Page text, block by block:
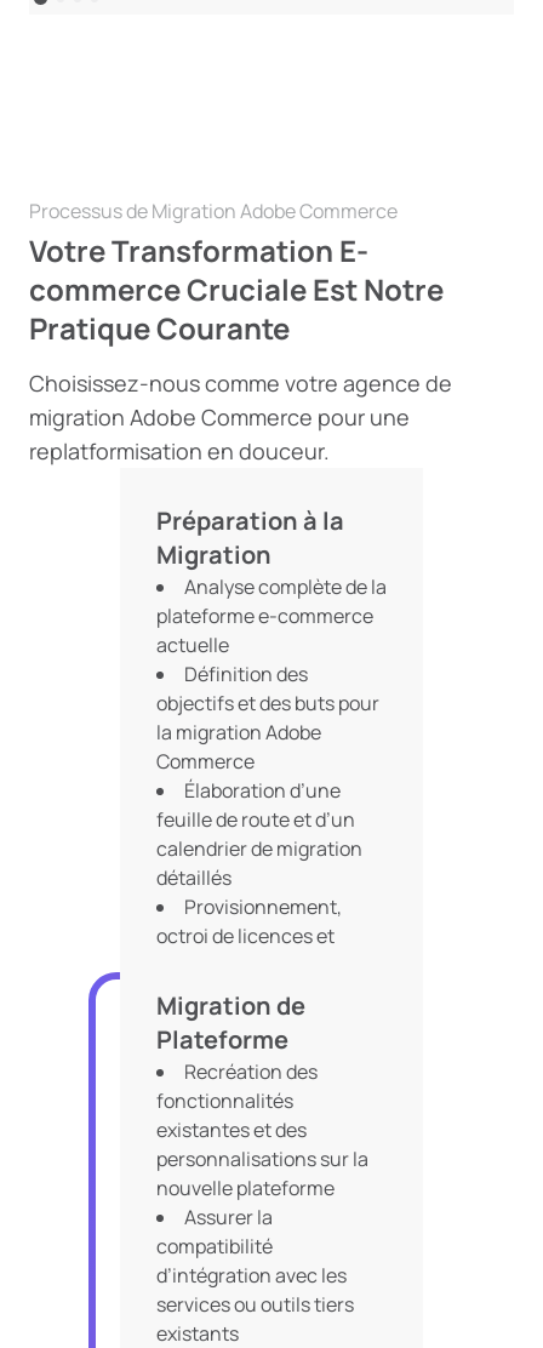
Processus de Migration Adobe Commerce
Votre Transformation E-
commerce Cruciale Est Notre
Pratique Courante
Choisissez-nous comme votre agence de
migration Adobe Commerce pour une
replatformisation en douceur.
Préparation à la
Migration
Analyse complète de la
plateforme e-commerce
actuelle
Définition des
objectifs et des buts pour
la migration Adobe
Commerce
Élaboration d’une
feuille de route et d’un
calendrier de migration
détaillés
Provisionnement,
octroi de licences et
l’infrastructure
Migration de
Plateforme
Recréation des
fonctionnalités
existantes et des
personnalisations sur la
nouvelle plateforme
Assurer la
compatibilité
d’intégration avec les
services ou outils tiers
existants